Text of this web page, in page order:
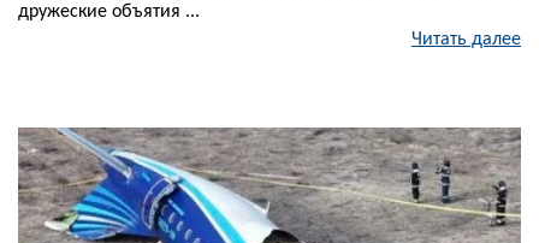
дружеские объятия ...
Читать далее